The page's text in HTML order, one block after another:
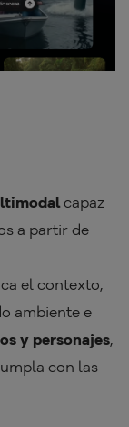
capaz
a partir de
el contexto,
ambiente e
y personajes,
con las